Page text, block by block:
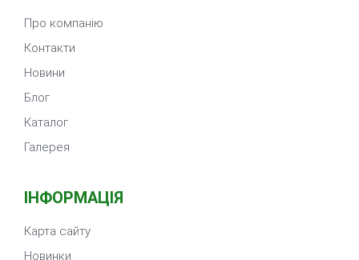
Про компанію
Контакти
Новини
Блог
Каталог
Галерея
ІНФОРМАЦІЯ
Карта сайту
Новинки